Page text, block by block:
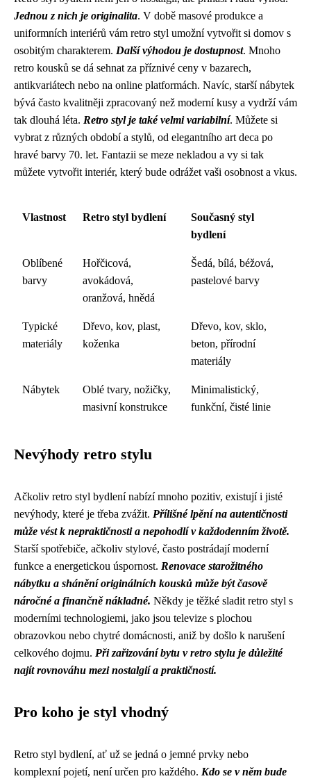
Jednou z nich je originalita. V době masové produkce a
uniformních interiérů vám retro styl umožní vytvořit si domov s
osobitým charakterem. Další výhodou je dostupnost. Mnoho
retro kousků se dá sehnat za příznivé ceny v bazarech,
antikvariátech nebo na online platformách. Navíc, starší nábytek
bývá často kvalitněji zpracovaný než moderní kusy a vydrží vám
tak dlouhá léta. Retro styl je také velmi variabilní. Můžete si
vybrat z různých období a stylů, od elegantního art deca po
hravé barvy 70. let. Fantazii se meze nekladou a vy si tak
můžete vytvořit interiér, který bude odrážet vaši osobnost a vkus.
Vlastnost Retro styl bydlení
Současný styl
bydlení
Oblíbené
barvy
Hořčicová,
avokádová,
oranžová, hnědá
Šedá, bílá, béžová,
pastelové barvy
Typické
materiály
Dřevo, kov, plast,
koženka
Dřevo, kov, sklo,
beton, přírodní
materiály
Nábytek
Oblé tvary, nožičky,
masivní konstrukce
Minimalistický,
funkční, čisté linie
Nevýhody retro stylu
Ačkoliv retro styl bydlení nabízí mnoho pozitiv, existují i jisté
nevýhody, které je třeba zvážit. Přílišné lpění na autentičnosti
může vést k nepraktičnosti a nepohodlí v každodenním životě.
Starší spotřebiče, ačkoliv stylové, často postrádají moderní
funkce a energetickou úspornost. Renovace starožitného
nábytku a shánění originálních kousků může být časově
náročné a finančně nákladné. Někdy je těžké sladit retro styl s
moderními technologiemi, jako jsou televize s plochou
obrazovkou nebo chytré domácnosti, aniž by došlo k narušení
celkového dojmu. Při zařizování bytu v retro stylu je důležité
najít rovnováhu mezi nostalgií a praktičností.
Pro koho je styl vhodný
Retro styl bydlení, ať už se jedná o jemné prvky nebo
komplexní pojetí, není určen pro každého. Kdo se v něm bude